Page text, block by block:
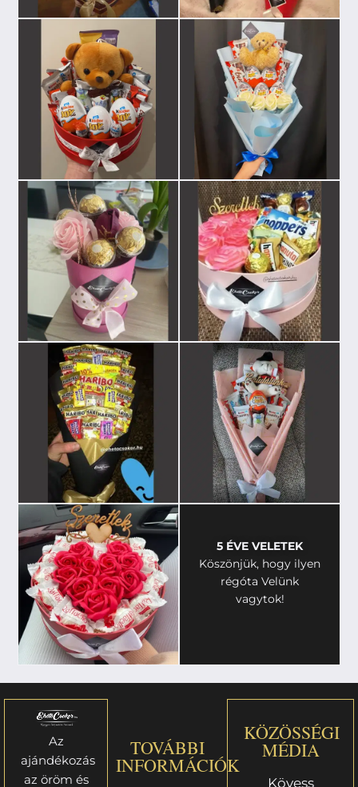
5 ÉVE VELETEK
Köszönjük, hogy ilyen
régóta Velünk
vagytok!
Az
ajándékozás
az öröm és
TOVÁBBI
INFORMÁCIÓK
KÖZÖSSÉGI
MÉDIA
Kövess